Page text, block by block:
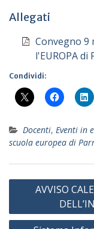
Allegati
Convegno 9
l'EUROPA di
Condividi:
Docenti, Eventi in
scuola europea di
Navigazione
AVVISO